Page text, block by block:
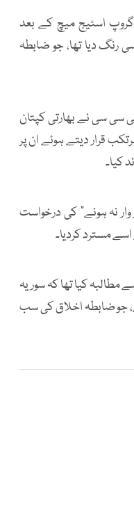
14 ستمبر کو گروپ اسٹیج میچ کے بعد
رنگ دیا تھا، جو ضابطہ
سی سی نے بھارتی کپتان
قرار دیتے ہوئے ان پر
نہ ہونے“ کی درخواست
مسترد کردیا۔
کیا تھا کہ سوریہ
کی جائے، جو ضابطہ اخلاق کی سب